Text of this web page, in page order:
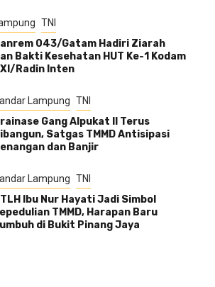
TNI
043/Gatam Hadiri Ziarah
Bakti Kesehatan HUT Ke-1 Kodam
Radin Inten
Lampung TNI
Gang Alpukat II Terus
Satgas TMMD Antisipasi
dan Banjir
Lampung TNI
Ibu Nur Hayati Jadi Simbol
TMMD, Harapan Baru
di Bukit Pinang Jaya